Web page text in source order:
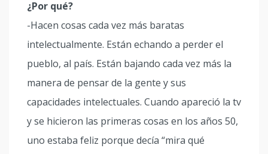
¿Por qué?
-Hacen cosas cada vez más baratas
intelectualmente. Están echando a perder el
pueblo, al país. Están bajando cada vez más la
manera de pensar de la gente y sus
capacidades intelectuales. Cuando apareció la tv
y se hicieron las primeras cosas en los años 50,
uno estaba feliz porque decía “mira qué